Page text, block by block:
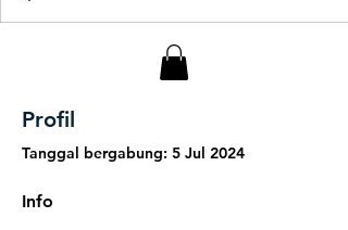
Profil
Tanggal bergabung: 5 Jul 2024
Info